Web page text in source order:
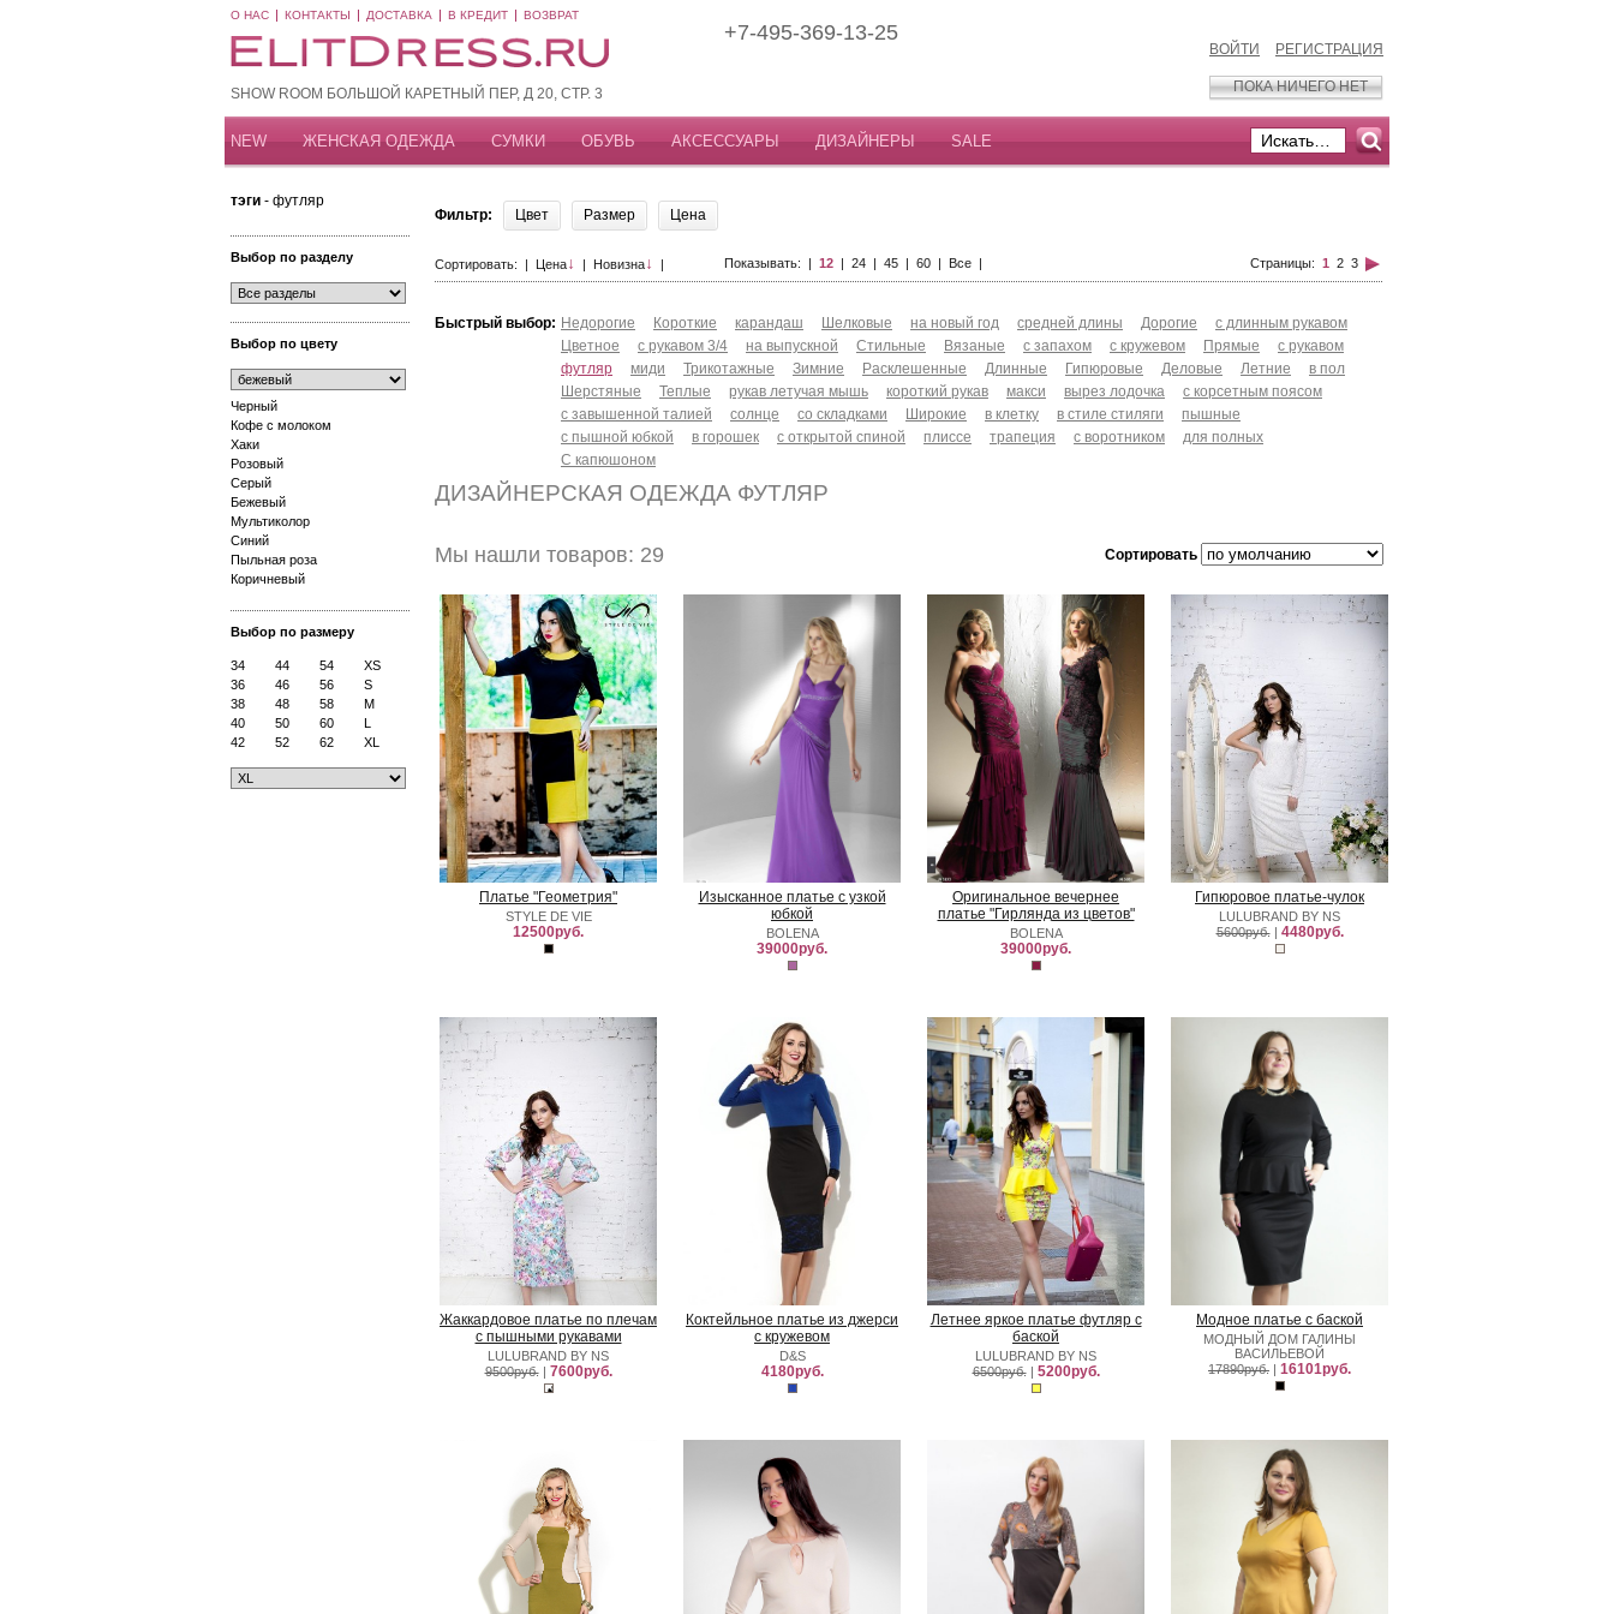
О НАС КОНТАКТЫ ДОСТАВКА В КРЕДИТ ВОЗВРАТ
SHOW ROOM БОЛЬШОЙ КАРЕТНЫЙ ПЕР, Д 20, СТР. 3
+7-495-369-13-25
ВОЙТИ РЕГИСТРАЦИЯ
ПОКА НИЧЕГО НЕТ
NEW ЖЕНСКАЯ ОДЕЖДА СУМКИ ОБУВЬ АКСЕССУАРЫ ДИЗАЙНЕРЫ SALE
тэги - футляр
Выбор по разделу
Выбор по цвету
Черный
Кофе с молоком
Хаки
Розовый
Серый
Бежевый
Мультиколор
Синий
Пыльная роза
Коричневый
Выбор по размеру
34 44 54
XS
36
46 56
S
38
48 58
M
40
50 60
L
42
52 62 XL
Фильтр: Цвет Размер Цена
Сортировать: | Цена↓ | Новизна↓ | Показывать: | 12 | 24 | 45 | 60 | Все | Страницы: 1 2 3
Быстрый выбор: Недорогие Короткие карандаш Шелковые на новый год средней длины Дорогие
с длинным рукавом
Цветное
с рукавом 3/4 на выпускной Стильные Вязаные с запахом с кружевом Прямые
с рукавом
футляр
миди Трикотажные Зимние Расклешенные Длинные Гипюровые Деловые Летние
в пол
Шерстяные
Теплые рукав летучая мышь короткий рукав макси вырез лодочка
с корсетным поясом
с завышенной талией
солнце со складками Широкие в клетку в стиле стиляги
пышные
с пышной юбкой
в горошек с открытой спиной плиссе трапеция с воротником
для полных
С капюшоном
ДИЗАЙНЕРСКАЯ ОДЕЖДА ФУТЛЯР
Мы нашли товаров: 29 Сортировать
Платье "Геометрия"
STYLE DE VIE
12500руб.
Изысканное платье с узкой
юбкой
BOLENA
39000руб.
Оригинальное вечернее
платье "Гирлянда из цветов"
BOLENA
39000руб.
Гипюровое платье-чулок
LULUBRAND BY NS
5600руб.| 4480руб.
Жаккардовое платье по плечам
с пышными рукавами
LULUBRAND BY NS
9500руб.| 7600руб.
Коктейльное платье из джерси
с кружевом
D&S
4180руб.
Летнее яркое платье футляр с
баской
LULUBRAND BY NS
6500руб.| 5200руб.
Модное платье с баской
МОДНЫЙ ДОМ ГАЛИНЫ
ВАСИЛЬЕВОЙ
17890руб. | 16101руб.